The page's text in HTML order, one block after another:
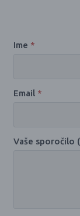
Ime *
Email *
Vaše sporočilo